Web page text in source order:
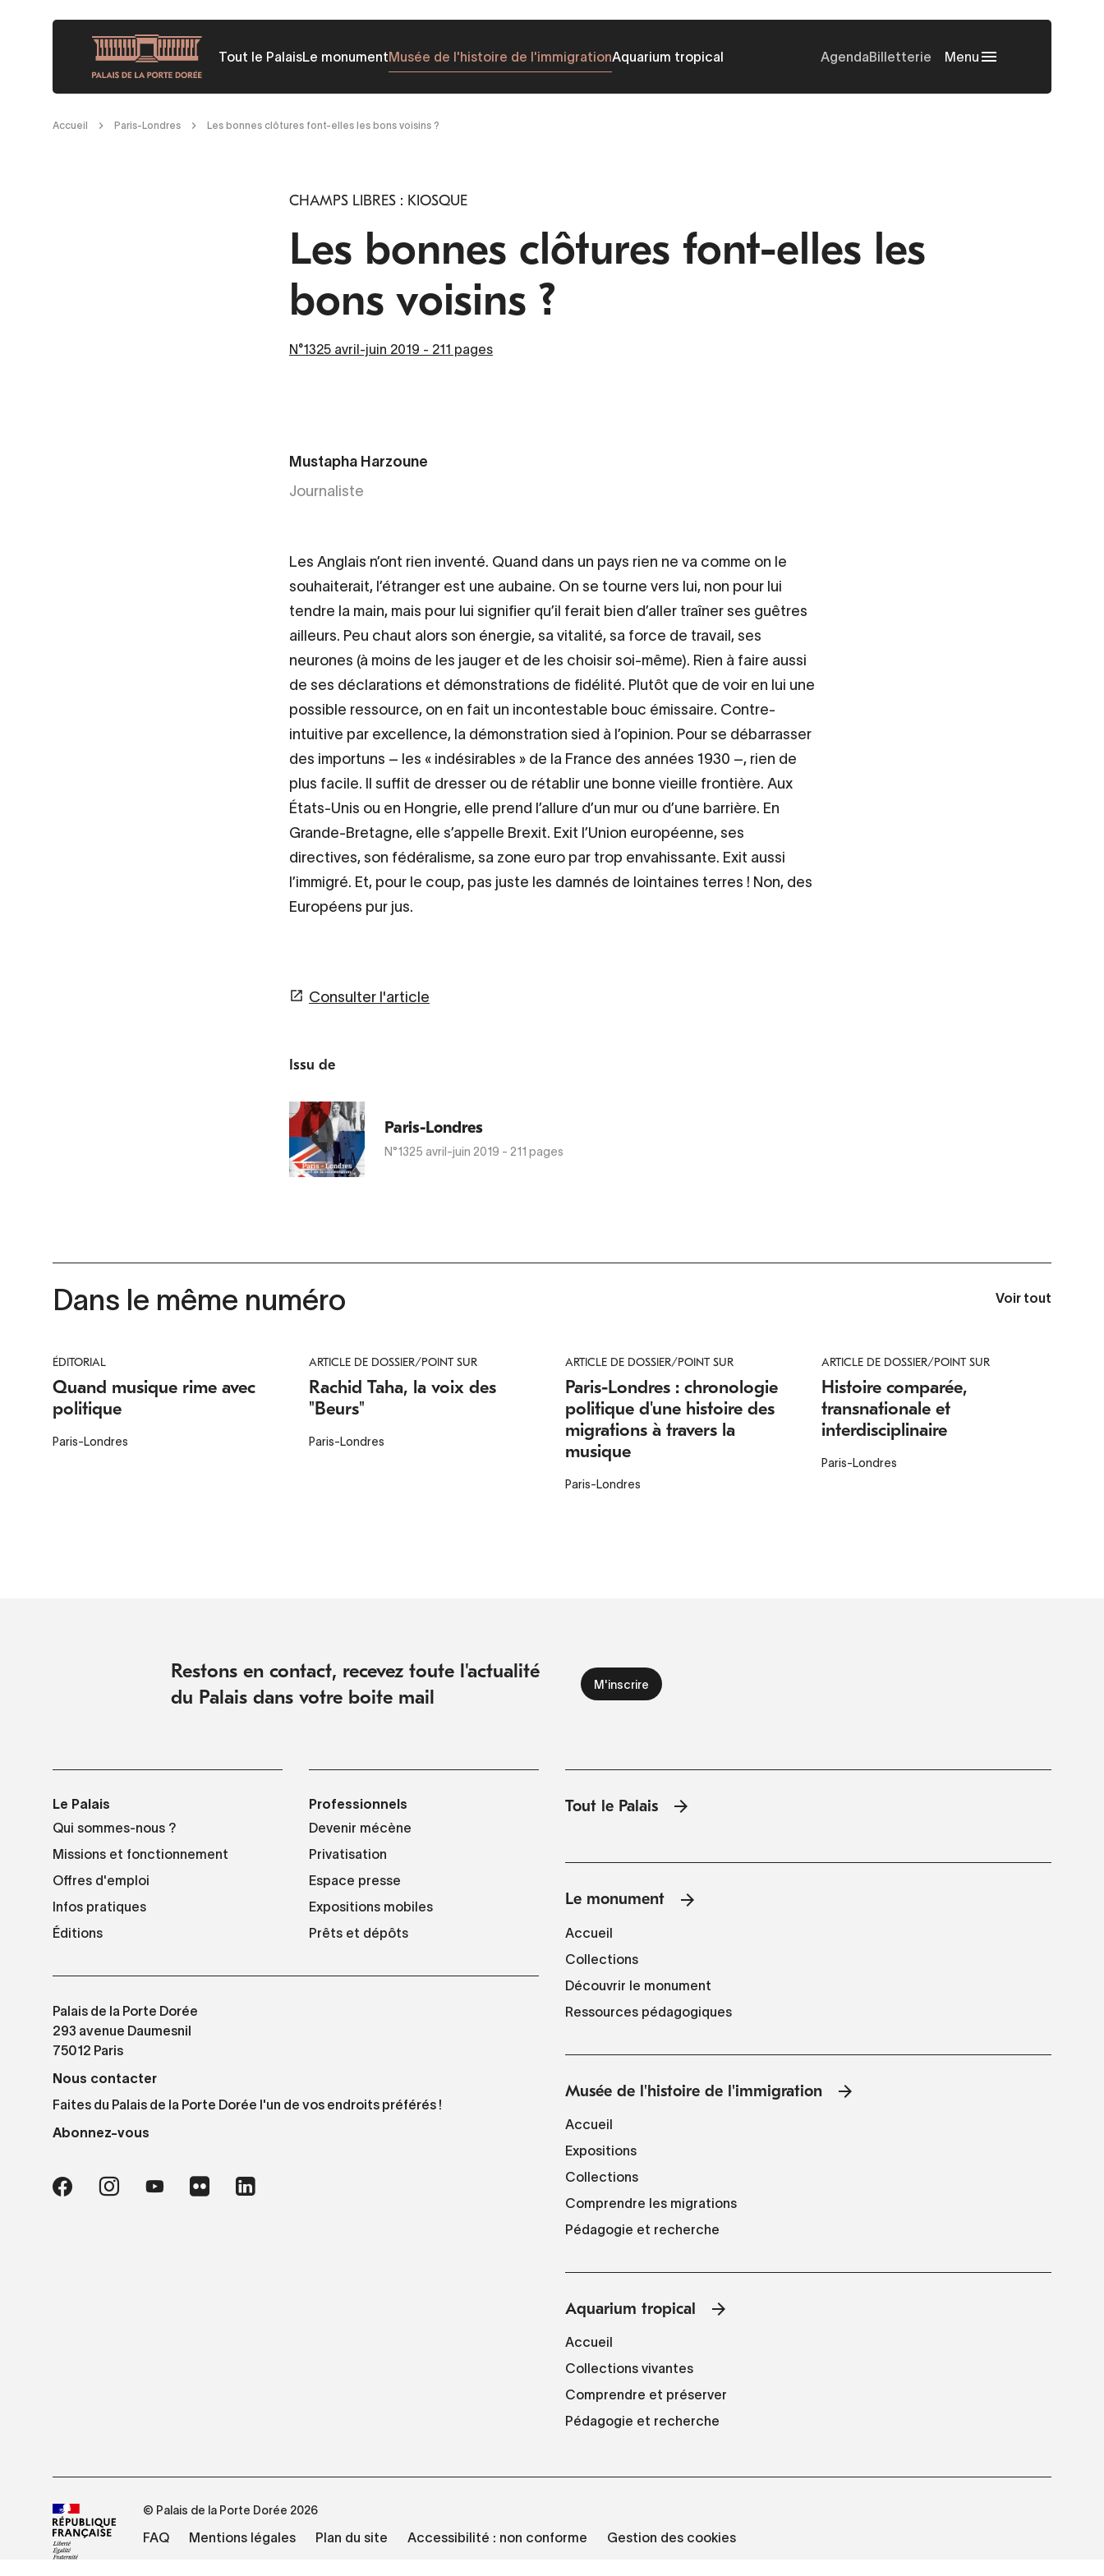
principal
Tout le PalaisLe monumentMusée de l'histoire de l'immigrationAquarium tropical AgendaBilletterie Menu
Fil
Accueil Paris-Londres Les bonnes clôtures font-elles les bons voisins ?
CHAMPS LIBRES : KIOSQUE
Les bonnes clôtures font-elles les
bons voisins ?
N°1325 avril-juin 2019 - 211 pages
Mustapha Harzoune
Journaliste
Les Anglais n’ont rien inventé. Quand dans un pays rien ne va comme on le
souhaiterait, l’étranger est une aubaine. On se tourne vers lui, non pour lui
tendre la main, mais pour lui signifier qu’il ferait bien d’aller traîner ses guêtres
ailleurs. Peu chaut alors son énergie, sa vitalité, sa force de travail, ses
neurones (à moins de les jauger et de les choisir soi-même). Rien à faire aussi
de ses déclarations et démonstrations de fidélité. Plutôt que de voir en lui une
possible ressource, on en fait un incontestable bouc émissaire. Contre-
intuitive par excellence, la démonstration sied à l’opinion. Pour se débarrasser
des importuns – les « indésirables » de la France des années 1930 –, rien de
plus facile. Il suffit de dresser ou de rétablir une bonne vieille frontière. Aux
États-Unis ou en Hongrie, elle prend l’allure d’un mur ou d’une barrière. En
Grande-Bretagne, elle s’appelle Brexit. Exit l’Union européenne, ses
directives, son fédéralisme, sa zone euro par trop envahissante. Exit aussi
l’immigré. Et, pour le coup, pas juste les damnés de lointaines terres ! Non, des
Européens pur jus.
Consulter l'article
Issu de
Paris-Londres
N°1325 avril-juin 2019 - 211 pages
Dans le même numéro Voir tout
ÉDITORIAL
Quand musique rime avec
politique
Paris-Londres
ARTICLE DE DOSSIER/POINT SUR
Rachid Taha, la voix des
"Beurs"
Paris-Londres
ARTICLE DE DOSSIER/POINT SUR
Paris-Londres : chronologie
politique d'une histoire des
migrations à travers la
musique
Paris-Londres
ARTICLE DE DOSSIER/POINT SUR
Histoire comparée,
transnationale et
interdisciplinaire
Paris-Londres
Restons en contact, recevez toute l'actualité
du Palais dans votre boite mail
Le Palais
Qui sommes-nous ?
Missions et fonctionnement
Offres d'emploi
Infos pratiques
Éditions
Professionnels
Devenir mécène
Privatisation
Espace presse
Expositions mobiles
Prêts et dépôts
Palais de la Porte Dorée
293 avenue Daumesnil
75012 Paris
Nous contacter
Faites du Palais de la Porte Dorée l'un de vos endroits préférés !
Abonnez-vous
Tout le Palais
Le monument
Accueil
Collections
Découvrir le monument
Ressources pédagogiques
Musée de l'histoire de l'immigration
Accueil
Expositions
Collections
Comprendre les migrations
Pédagogie et recherche
Aquarium tropical
Accueil
Collections vivantes
Comprendre et préserver
Pédagogie et recherche
© Palais de la Porte Dorée 2026
FAQ Mentions légales Plan du site Accessibilité : non conforme Gestion des cookies